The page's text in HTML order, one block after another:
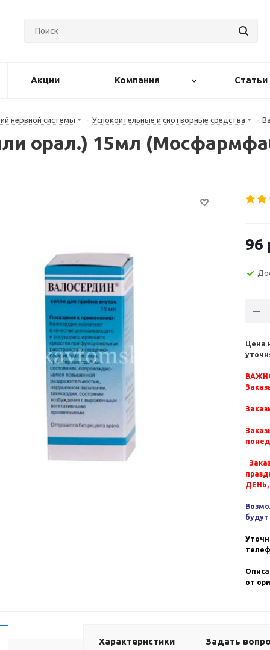
Акции Компания Статьи
нервной системы - Успокоительные и снотворные средства -
орал.) 15мл
96
Цена
ДЕНЬ,
от
Характеристики Задать